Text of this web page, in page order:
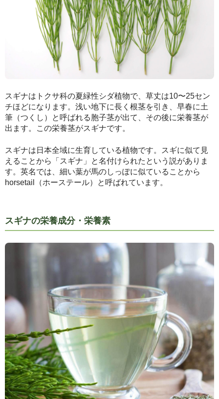
スギナはトクサ科の夏緑性シダ植物で、草丈は10〜25セン
チほどになります。浅い地下に長く根茎を引き、早春に土
筆（つくし）と呼ばれる胞子茎が出て、その後に栄養茎が
出ます。この栄養茎がスギナです。
スギナは日本全域に生育している植物です。スギに似て見
えることから「スギナ」と名付けられたという説がありま
す。英名では、細い葉が馬のしっぽに似ていることから
horsetail（ホーステール）と呼ばれています。
スギナの栄養成分・栄養素